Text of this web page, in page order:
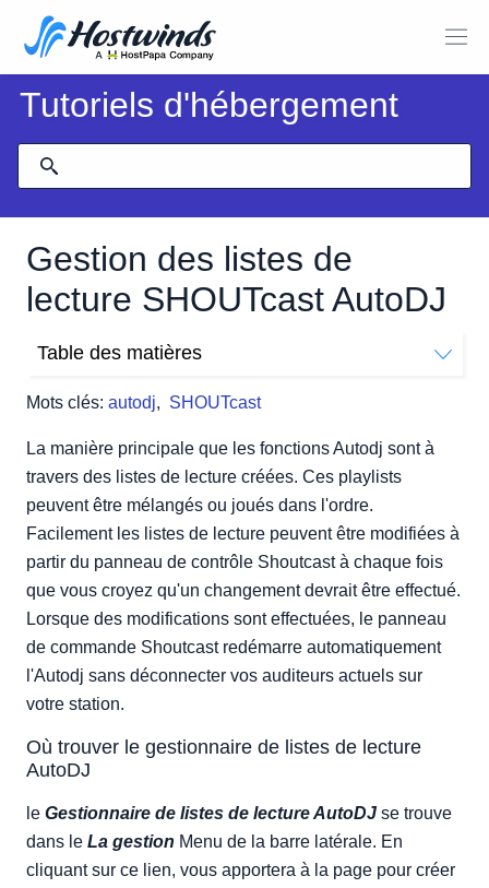
Tutoriels d'hébergement
Gestion des listes de
lecture SHOUTcast AutoDJ
Mots clés: autodj, SHOUTcast
Table des matières
Comment ajouter une nouvelle liste de lecture
Comment modifier une liste de lecture
Comment télécharger de la nouvelle musique dans votre
La manière principale que les fonctions Autodj sont à
travers des listes de lecture créées. Ces playlists
peuvent être mélangés ou joués dans l'ordre.
Facilement les listes de lecture peuvent être modifiées à
partir du panneau de contrôle Shoutcast à chaque fois
que vous croyez qu'un changement devrait être effectué.
Lorsque des modifications sont effectuées, le panneau
de commande Shoutcast redémarre automatiquement
l'Autodj sans déconnecter vos auditeurs actuels sur
votre station.
Où trouver le gestionnaire de listes de lecture
AutoDJ
le Gestionnaire de listes de lecture AutoDJ se trouve
dans le La gestion Menu de la barre latérale. En
cliquant sur ce lien, vous apportera à la page pour créer